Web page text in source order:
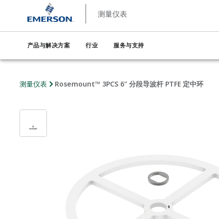
测量仪表
产品与解决方案 行业 服务与支持
测量仪表 Rosemount™ 3PCS 6" 分段导波杆 PTFE 定中环